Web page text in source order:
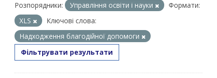
Розпорядники: Управління освіти і науки
Формати:
XLS
Ключові слова:
Надходження благодійної допомоги
Фільтрувати результати